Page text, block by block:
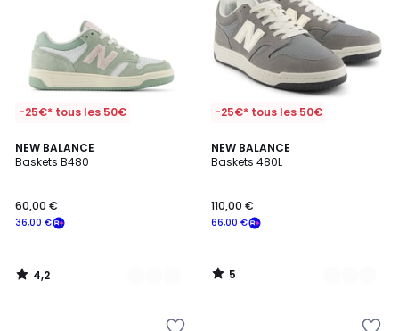
-25€* tous les 50€
NEW BALANCE
Baskets B480
€
souscrivez
notre
programme
36,00 €
60,00 €
4,2
/ 5
2
Couleurs
4,2
/
-25€* tous les 50€
NEW BALANCE
Baskets 480L
66,00 €
110,00 €
5
/
2
Couleurs
5
/